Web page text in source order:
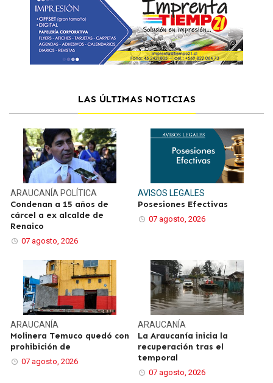
LAS ÚLTIMAS NOTICIAS
ARAUCANÍAPOLÍTICA
Condenan a 15 años de
cárcel a ex alcalde de
Renaico
07 agosto, 2026
AVISOS LEGALES
Posesiones Efectivas
07 agosto, 2026
ARAUCANÍA
Molinera Temuco quedó con
prohibición de
07 agosto, 2026
ARAUCANÍA
La Araucanía inicia la
recuperación tras el
temporal
07 agosto, 2026